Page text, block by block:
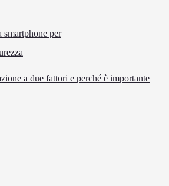
a due fattori e perché è importante